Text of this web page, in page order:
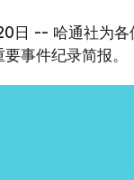
日 -- 哈通社为
事件纪录简报。